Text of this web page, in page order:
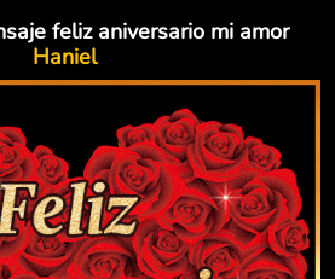
feliz aniversario mi amor
Haniel